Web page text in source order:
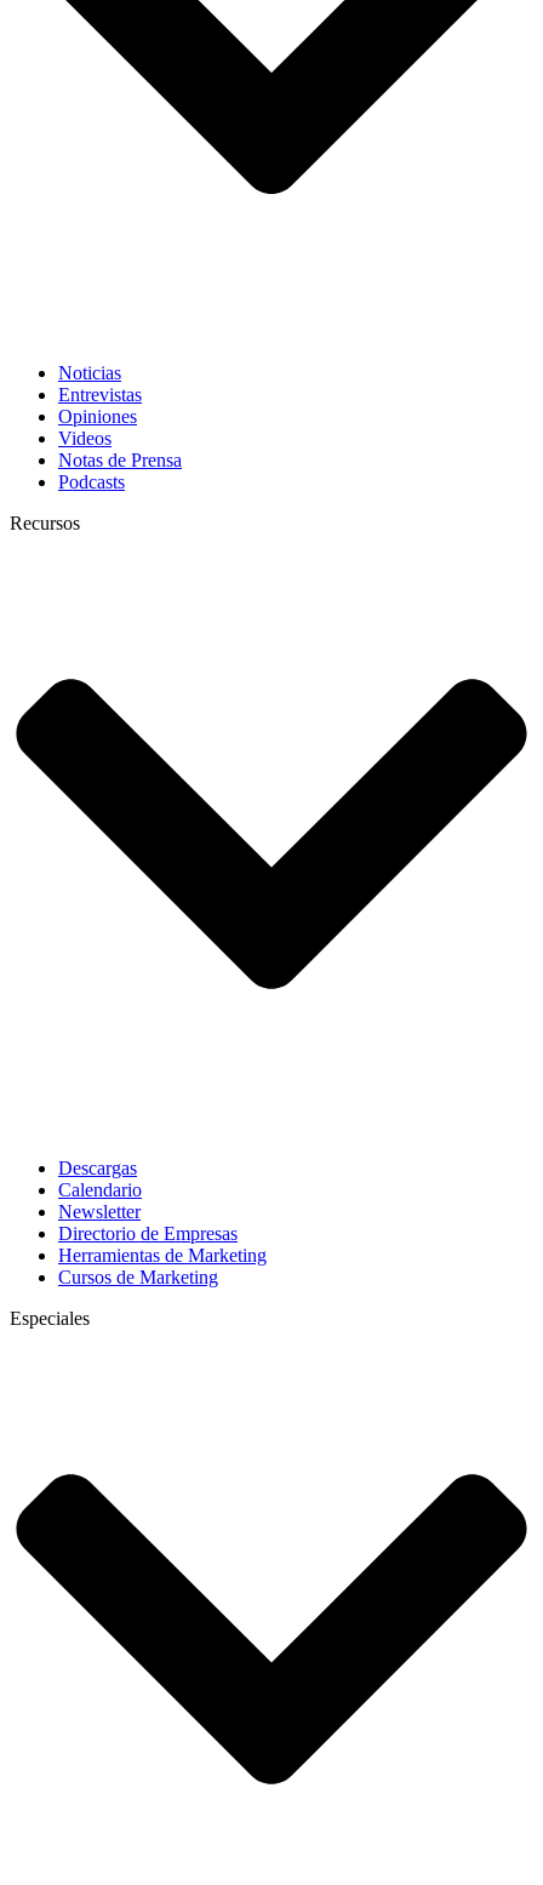
Noticias
Entrevistas
Opiniones
Videos
Notas de Prensa
Podcasts
Recursos
Descargas
Calendario
Newsletter
Directorio de Empresas
Herramientas de Marketing
Cursos de Marketing
Especiales